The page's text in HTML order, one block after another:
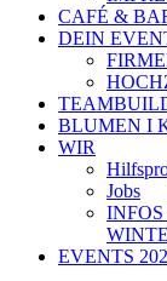
CAFÉ &
DEIN
BLUMEN I
WIR
Jobs
EVENTS